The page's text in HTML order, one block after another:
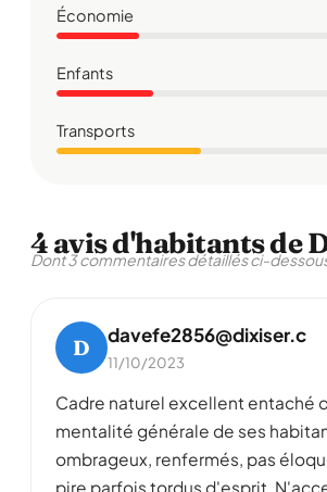
Économie
Enfants
Transports
4 avis d'habitants de
Dont 3 commentaires détaillés ci-
D davefe2856@dixiser.c
11/10/2023
Cadre naturel excellent entaché
mentalité générale de ses
ombrageux, renfermés, pas
pire parfois tordus d'esprit.